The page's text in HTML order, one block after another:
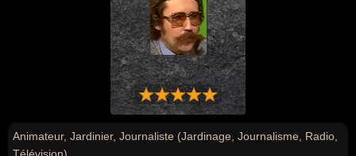
Animateur, Jardinier, Journaliste (Jardinage, Journalisme, Radio,